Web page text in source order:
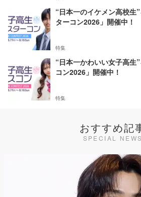
“日本一のイケメン高校生
ターコン2026」開催中！
特集
“日本一かわいい女子高生
コン2026」開催中！
特集
おすすめ記
SPECIAL NEWS